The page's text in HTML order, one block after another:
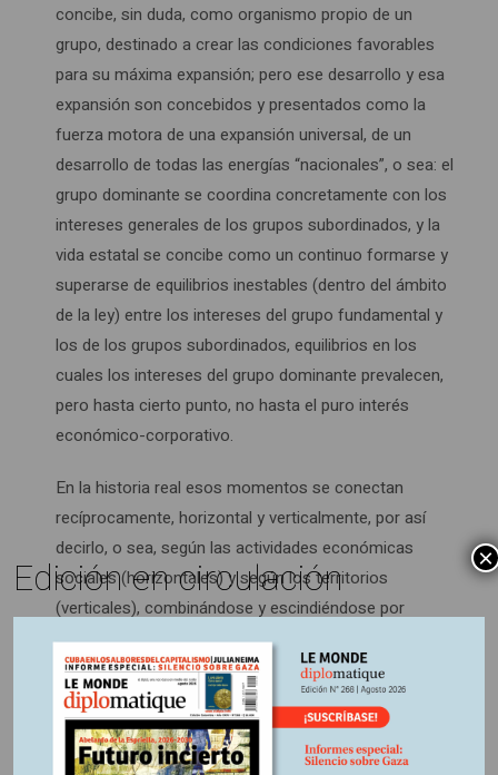
concibe, sin duda, como organismo propio de un
grupo, destinado a crear las condiciones favorables
para su máxima expansión; pero ese desarrollo y esa
expansión son concebidos y presentados como la
fuerza motora de una expansión universal, de un
desarrollo de todas las energías “nacionales”, o sea: el
grupo dominante se coordina concretamente con los
intereses generales de los grupos subordinados, y la
vida estatal se concibe como un continuo formarse y
superarse de equilibrios inestables (dentro del ámbito
de la ley) entre los intereses del grupo fundamental y
los de los grupos subordinados, equilibrios en los
cuales los intereses del grupo dominante prevalecen,
pero hasta cierto punto, no hasta el puro interés
económico-corporativo.
En la historia real esos momentos se conectan
recíprocamente, horizontal y verticalmente, por así
decirlo, o sea, según las actividades económicas
sociales (horizontales) y según los territorios
(verticales), combinándose y escindiéndose por
modos varios; cada una de esas combinaciones puede
representarse en una propia expresión organizada,
económica y política.
3) El tercer momento es el de la correlación de las
Edición en circulación ×